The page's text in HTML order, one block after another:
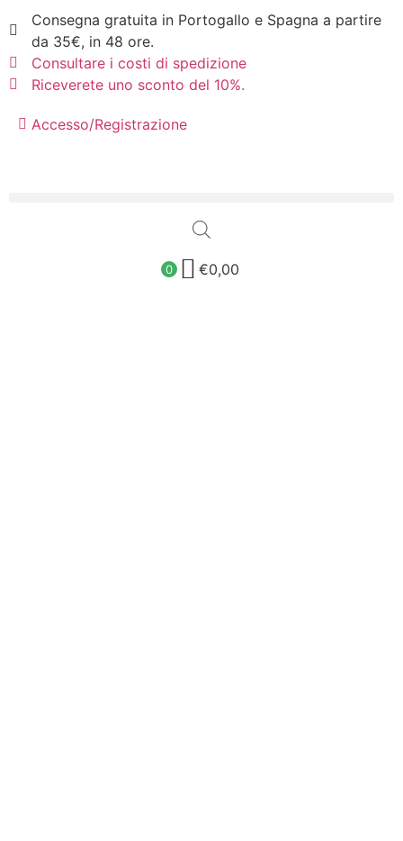
Consegna gratuita in Portogallo e Spagna a partire
da 35€, in 48 ore.
Consultare i costi di spedizione
Riceverete uno sconto del 10%.
Accesso/Registrazione
0 €0,00